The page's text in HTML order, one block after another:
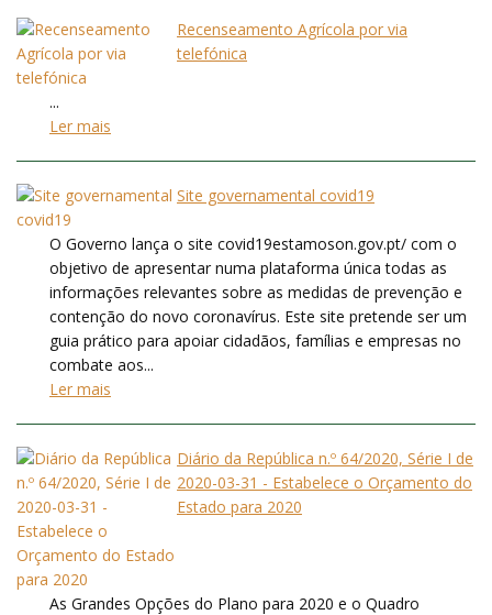
Recenseamento Agrícola por via
telefónica
...
Ler mais
Site governamental covid19
O Governo lança o site covid19estamoson.gov.pt/ com o
objetivo de apresentar numa plataforma única todas as
informações relevantes sobre as medidas de prevenção e
contenção do novo coronavírus. Este site pretende ser um
guia prático para apoiar cidadãos, famílias e empresas no
combate aos...
Ler mais
Diário da República n.º 64/2020, Série I de
2020-03-31 - Estabelece o Orçamento do
Estado para 2020
As Grandes Opções do Plano para 2020 e o Quadro